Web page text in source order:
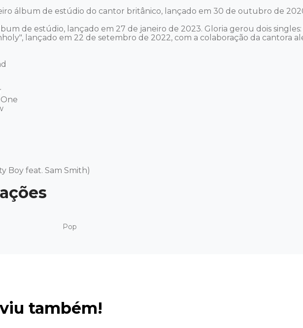
álbum de estúdio do cantor britânico, lançado em 30 de outubro de
de estúdio, lançado em 27 de janeiro de 2023. Gloria gerou dois
lançado em 22 de setembro de 2022, com a colaboração da cantora
Boy feat. Sam Smith)
Pop
também!